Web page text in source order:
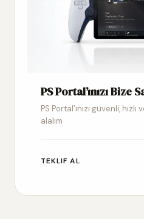
PS Portal’ınızı Bize
PS Portal’ınızı güvenli,
alalım
TEKLIF AL